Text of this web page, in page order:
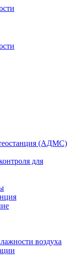
(АДМС)
для
воздуха